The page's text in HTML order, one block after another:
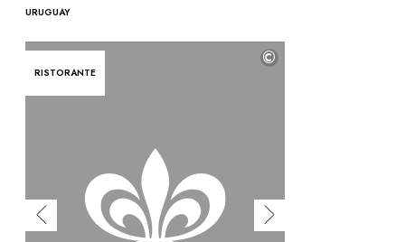
URUGUAY
RISTORANTE
©